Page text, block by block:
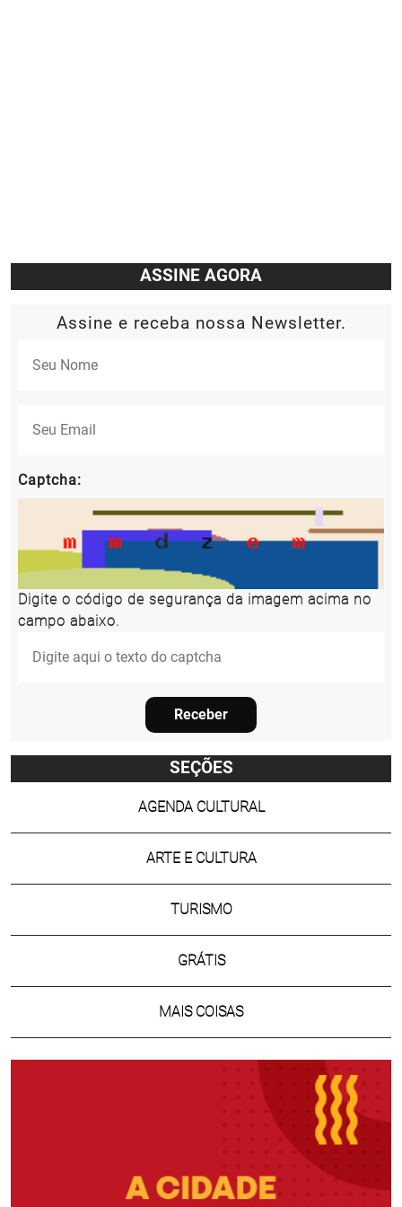
ASSINE AGORA
Assine e receba nossa Newsletter.
Captcha:
Digite o código de segurança da imagem acima no
campo abaixo.
Receber
SEÇÕES
AGENDA CULTURAL
ARTE E CULTURA
TURISMO
GRÁTIS
MAIS COISAS